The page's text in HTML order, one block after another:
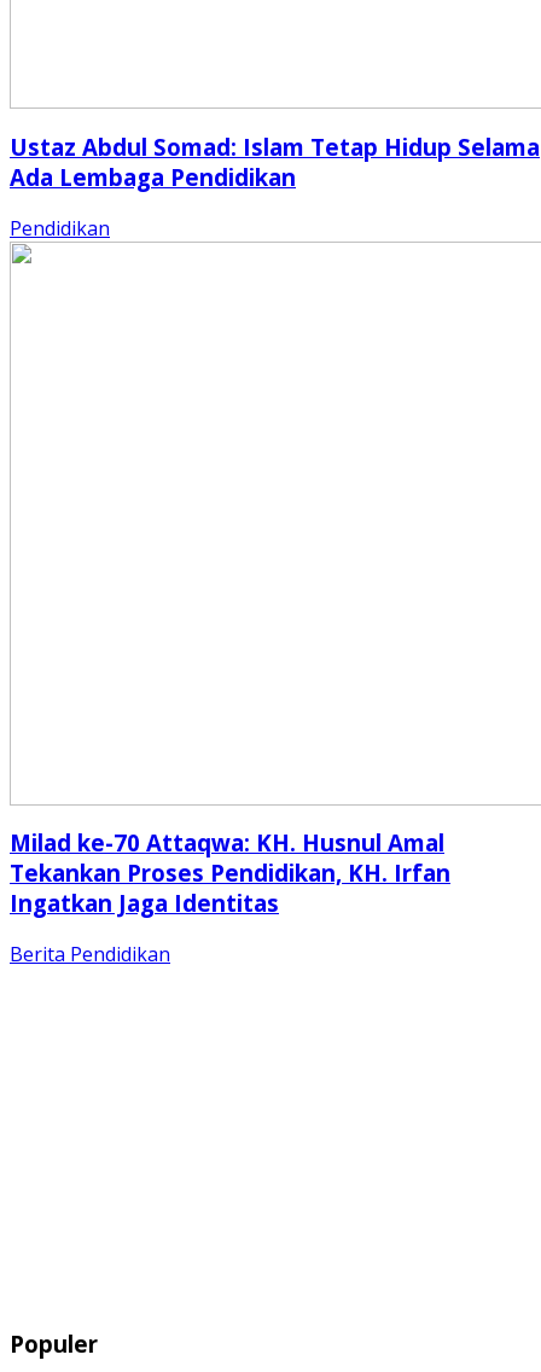
Ustaz Abdul Somad: Islam Tetap Hidup Selama
Ada Lembaga Pendidikan
Pendidikan
Milad ke-70 Attaqwa: KH. Husnul Amal
Tekankan Proses Pendidikan, KH. Irfan
Ingatkan Jaga Identitas
Berita Pendidikan
Populer